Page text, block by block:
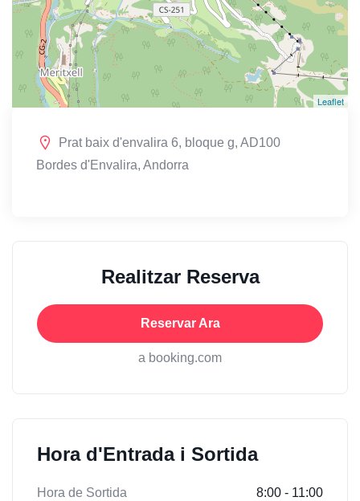
Leaflet
Prat baix d'envalira 6, bloque g, AD100
Bordes d'Envalira, Andorra
Realitzar Reserva
Reservar Ara
a booking.com
Hora d'Entrada i Sortida
Hora de Sortida 8:00 - 11:00